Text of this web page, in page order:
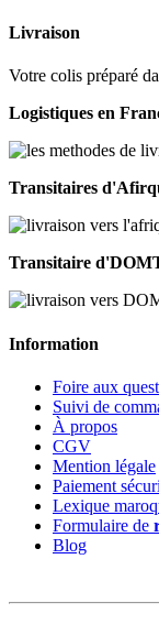
Livraison
Votre colis préparé
Logistiques en
Transitaires
Transitaire
Information
Foire aux
Suivi de
À propos
CGV
Mention légale
Paiement
Lexique
Formulaire de
Blog